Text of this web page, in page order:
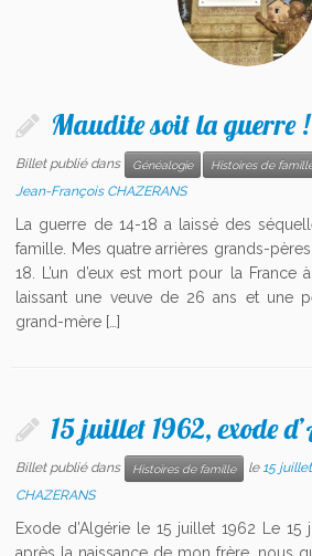
Maudite soit la guerre !
Billet publié dans Généalogie Histoires de
Jean-François CHAZERANS
La guerre de 14-18 a laissé des
famille. Mes quatre arrières grands-
18. L’un d’eux est mort pour la France
laissant une veuve de 26 ans et une
grand-mère […]
15 juillet 1962, exode
Billet publié dans Histoires de famille le 15
CHAZERANS
Exode d’Algérie le 15 juillet 1962 Le 15